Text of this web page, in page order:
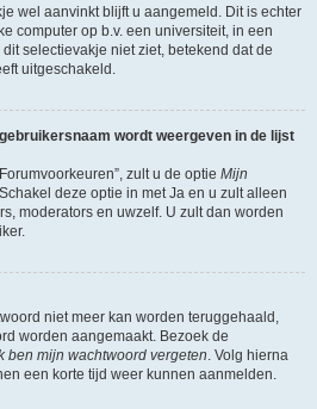
wel aanvinkt blijft u aangemeld. Dit is echter
computer op b.v. een universiteit, in een
selectievakje niet ziet, betekend dat de
uitgeschakeld.
wordt weergeven in de lijst
zult u de optie Mijn
deze optie in metJa en u zult alleen
moderators en uwzelf. U zult dan worden
niet meer kan worden teruggehaald,
worden aangemaakt. Bezoek de
ben mijn wachtwoord vergeten. Volg hierna
een korte tijd weer kunnen aanmelden.